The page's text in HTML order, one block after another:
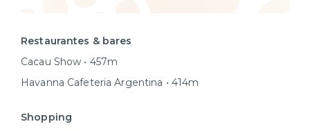
Restaurantes & bares
Cacau Show • 457m
Havanna Cafeteria Argentina • 414m
Shopping